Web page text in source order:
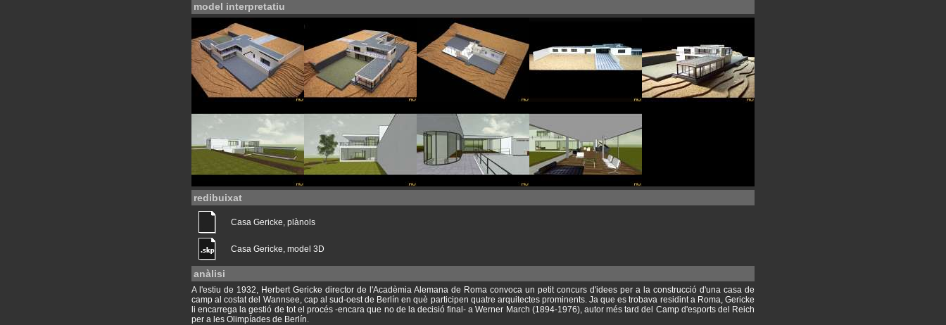
model interpretatiu
redibuixat
Casa Gericke, plànols
Casa Gericke, model 3D
anàlisi
A l'estiu de 1932, Herbert Gericke director de l'Acadèmia Alemana de Roma convoca un petit concurs d'idees per a la construcció d'una casa de
camp al costat del Wannsee, cap al sud-oest de Berlín en què participen quatre arquitectes prominents. Ja que es trobava residint a Roma, Gericke
li encarrega la gestió de tot el procés -encara que no de la decisió final- a Werner March (1894-1976), autor més tard del Camp d'esports del Reich
per a les Olimpíades de Berlín.